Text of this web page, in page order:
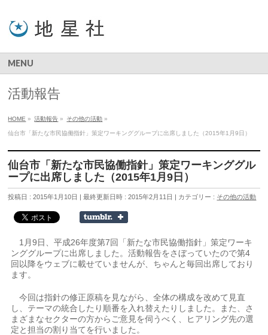
MENU
活動報告
HOME » 活動報告 » その他の活動 »
仙台市「新たな市民協働指針」策定ワーキンググループに出席しました（2015年1月9日）
仙台市「新たな市民協働指針」策定ワーキンググル
ープに出席しました（2015年1月9日）
投稿日 : 2015年1月10日 最終更新日時 : 2015年2月11日 カテゴリー : その他の活動
1月9日、平成26年度第7回「新たな市民協働指針」策定ワーキ
ンググループに出席しました。活動報告をさぼっていたので第4
回以降をウェブに載せていませんが、ちゃんと毎回出席しており
ます。
今回は指針の修正原稿を見ながら、全体の構成を改めて見直
し、テーマの統合したり順番を入れ替えたりしました。また、さ
まざまなセクターの方からご意見を伺うべく、ヒアリング先の選
定と担当の割り当てを行いました。